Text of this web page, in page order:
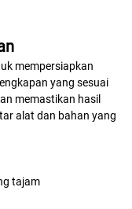
mempersiapkan
yang sesuai
memastikan hasil
alat dan bahan yang
tajam